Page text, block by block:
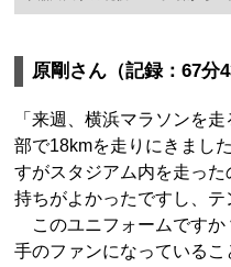
原剛さん（記録：67分
「来週、横浜マラソンを
部で18kmを走りにきまし
すがスタジアム内を走っ
持ちがよかったですし、テ
このユニフォームです
手のファンになっている